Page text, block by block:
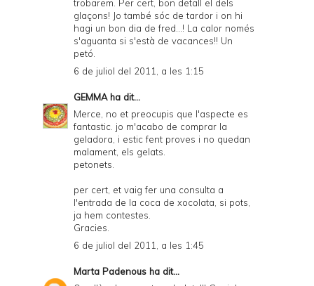
d
P
D
trobarem. Per cert, bon detall el dels
glaçons! Jo també sóc de tardor i on hi
hagi un bon dia de fred...! La calor només
s'aguanta si s'està de vacances!! Un
petó.
6 de juliol del 2011, a les 1:15
GEMMAha dit...
Merce, no et preocupis que l'aspecte es
fantastic. jo m'acabo de comprar la
geladora, i estic fent proves i no quedan
malament, els gelats.
petonets.
per cert, et vaig fer una consulta a
l'entrada de la coca de xocolata, si pots,
ja hem contestes.
Gracies.
6 de juliol del 2011, a les 1:45
Marta Padenous ha dit...